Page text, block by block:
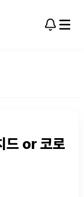
드 or 코로